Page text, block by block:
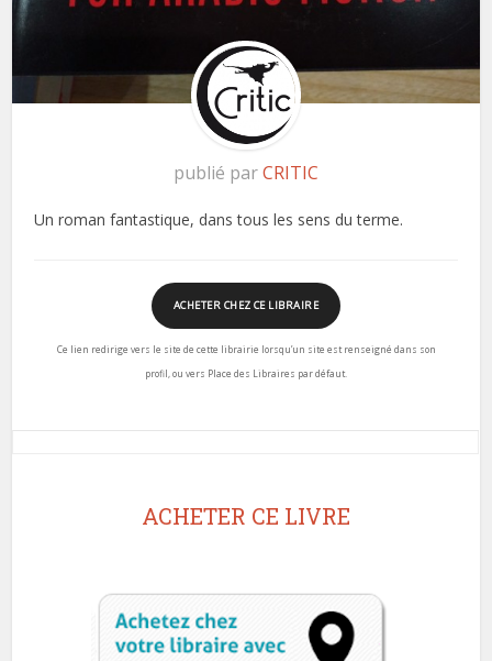
publié parCRITIC
Un roman fantastique, dans tous les sens du terme.
ACHETER CHEZ CE LIBRAIRE
Ce lien redirige vers le site de cette librairie lorsqu’un site est renseigné dans son
profil, ou vers Place des Libraires par défaut.
ACHETER CE LIVRE